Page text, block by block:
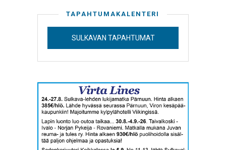
TAPAHTUMAKALENTERI
SULKAVAN TAPAHTUMAT